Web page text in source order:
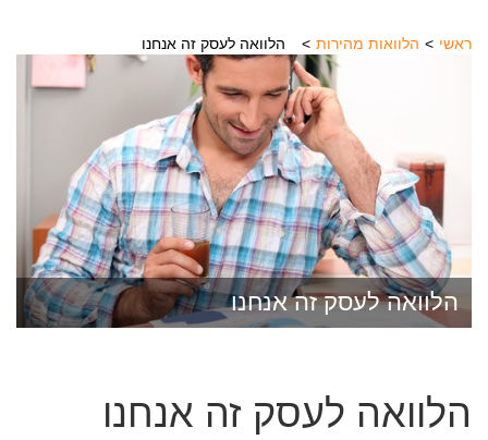
ראשי הלוואות מהירות הלוואה לעסק זה אנחנו
הלוואה לעסק זה אנחנו
הלוואה לעסק זה אנחנו